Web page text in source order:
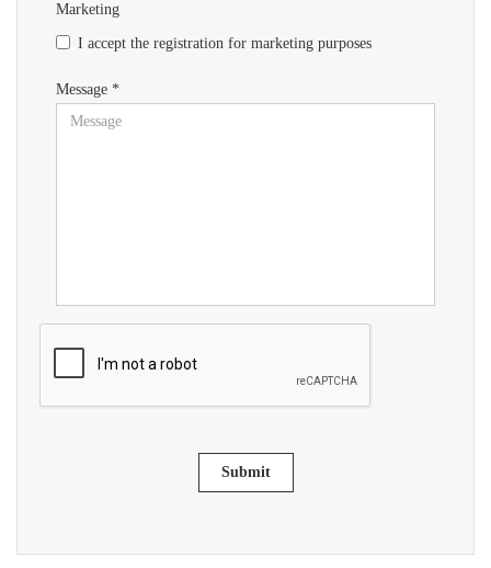
Marketing
I accept the registration for marketing purposes
Message *
Submit